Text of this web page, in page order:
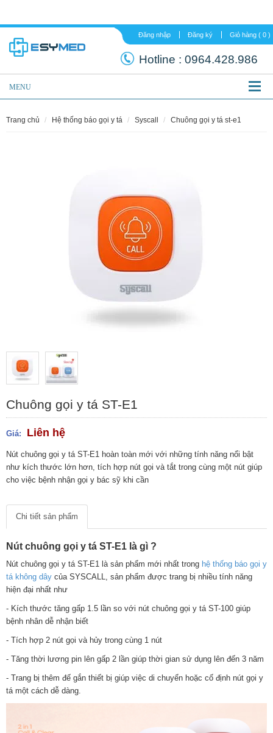
Đăng nhập Đăng ký
Hotline :
MENU
trang chủ hệ thống báo gọi y tá syscall chuông gọi y tá st-e1
Chuông gọi y tá ST-E1
Giá: Liên hệ
Nút chuông gọi y tá ST-E1 hoàn toàn mới với những tính năng nổi bật
như kích thước lớn hơn, tích hợp nút gọi và tắt trong cùng một nút giúp
cho việc bệnh nhận gọi y bác sỹ khi cần
Chi tiết sản phẩm
Nút chuông gọi y tá ST-E1 là gì ?
Nút chuông gọi y tá ST-E1 là sản phẩm mới nhất trong hệ thống báo gọi y
tá không dây của SYSCALL, sản phẩm được trang bị nhiều tính năng
hiện đại nhất như
- Kích thước tăng gấp 1.5 lần so với nút chuông gọi y tá ST-100 giúp
bệnh nhân dễ nhận biết
- Tích hợp 2 nút gọi và hủy trong cùng 1 nút
- Tăng thời lương pin lên gấp 2 lần giúp thời gian sử dụng lên đến 3 năm
- Trang bị thêm đế gắn thiết bị giúp việc di chuyển hoặc cố định nút gọi y
tá một cách dễ dàng.